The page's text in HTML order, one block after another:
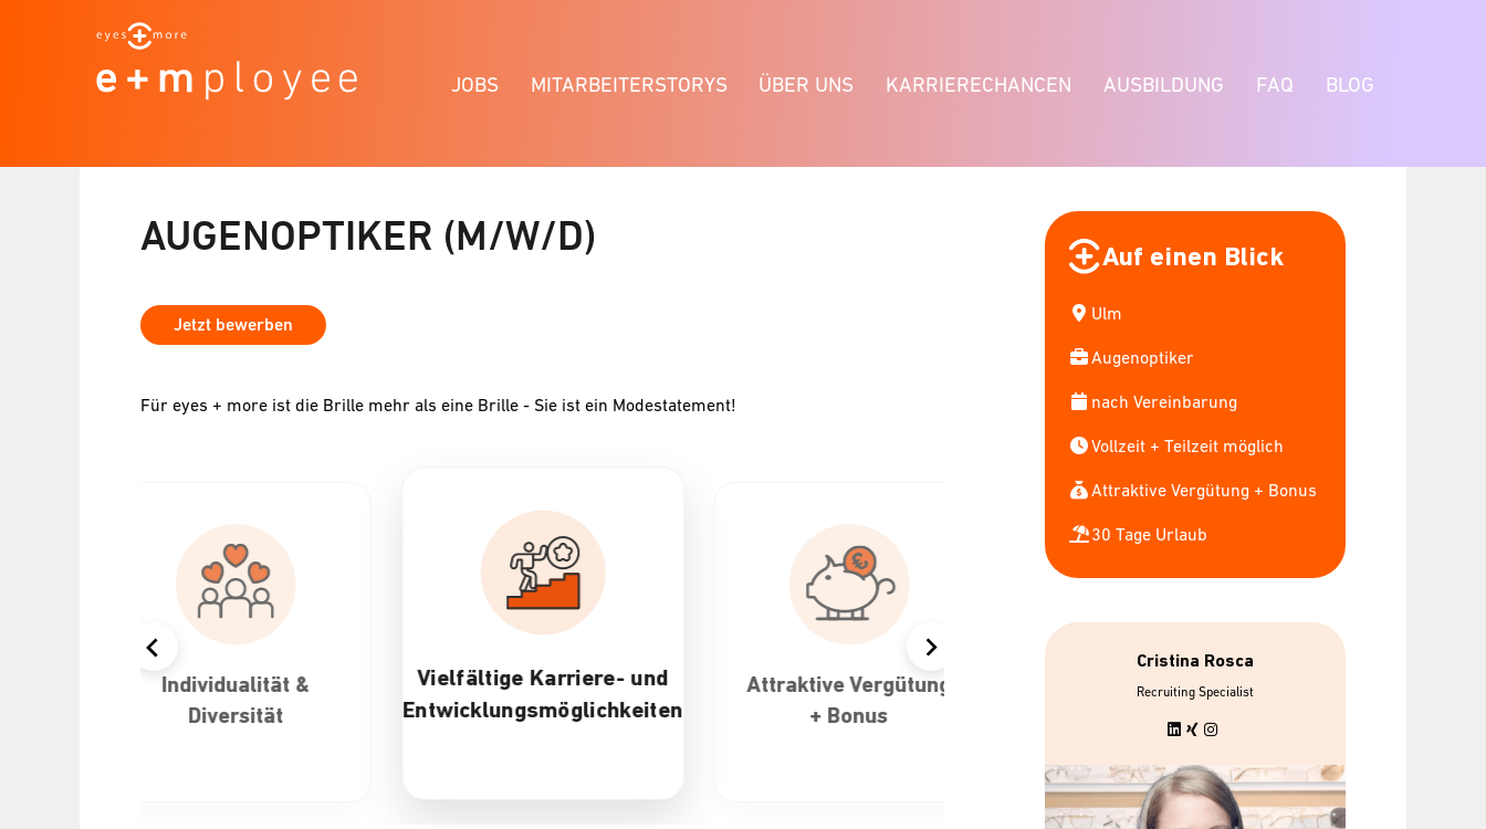
JOBS MITARBEITERSTORYS ÜBER UNS KARRIERECHANCEN AUSBILDUNG FAQ BLOG
AUGENOPTIKER (M/W/D)
Jetzt bewerben
Für eyes + more ist die Brille mehr als eine Brille - Sie ist ein Modestatement!
Vielfältige Karriere- und
Entwicklungsmöglichkeiten
Attraktive Vergütung
+ Bonus
30 Tage Urlaub &
bis zu 7 gratis
Mitarbeiterbrillen
Auf einen Blick
Ulm
Augenoptiker
nach Vereinbarung
Vollzeit + Teilzeit möglich
Attraktive Vergütung + Bonus
30 Tage Urlaub
Cristina Rosca
Recruiting Specialist